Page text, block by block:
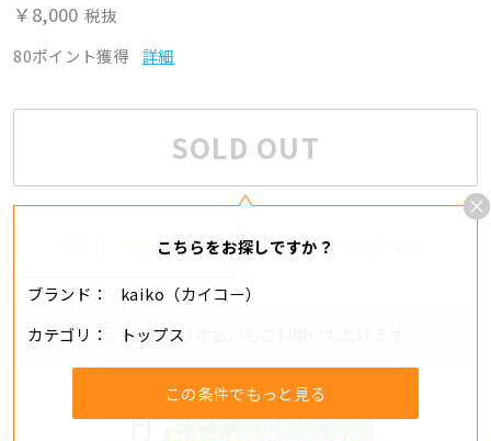
￥8,000 税抜
80ポイント獲得
詳細
SOLD OUT
こちらをお探しですか？
ブランド
kaiko（カイコー）
カテゴリ
トップス
この条件でもっと見る
追加する
分割・リボ払いもご利用いただけます